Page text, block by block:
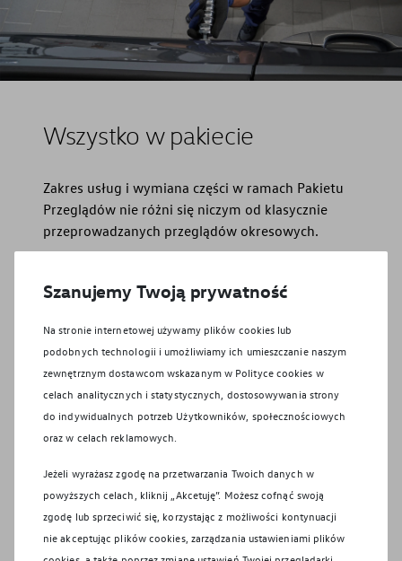
Wszystko w pakiecie
Zakres usług i wymiana części w ramach Pakietu
Przeglądów nie różni się niczym od klasycznie
przeprowadzanych przeglądów okresowych.
Pomagamy Ci pamiętać o
przeglądach
informuje komunikat na wyświetlaczu
komputera pokładowego. W części
samochodów naklejka z podanym
terminem znajduje się na słupku drzwi.
Szanujemy Twoją prywatność
Na stronie internetowej używamy plików cookies lub
podobnych technologii i umożliwiamy ich umieszczanie naszym
zewnętrznym dostawcom wskazanym w Polityce cookies w
celach analitycznych i statystycznych, dostosowywania strony
do indywidualnych potrzeb Użytkowników, społecznościowych
oraz w celach reklamowych.
Jeżeli wyrażasz zgodę na przetwarzania Twoich danych w
powyższych celach, kliknij „Akcetuję”. Możesz cofnąć swoją
zgodę lub sprzeciwić się, korzystając z możliwości kontynuacji
nie akceptując plików cookies, zarządzania ustawieniami plików